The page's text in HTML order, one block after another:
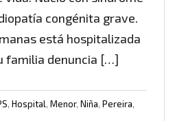
congénita grave.
está hospitalizada
familia denuncia […]
, Hospital, Menor, Niña, Pereira,